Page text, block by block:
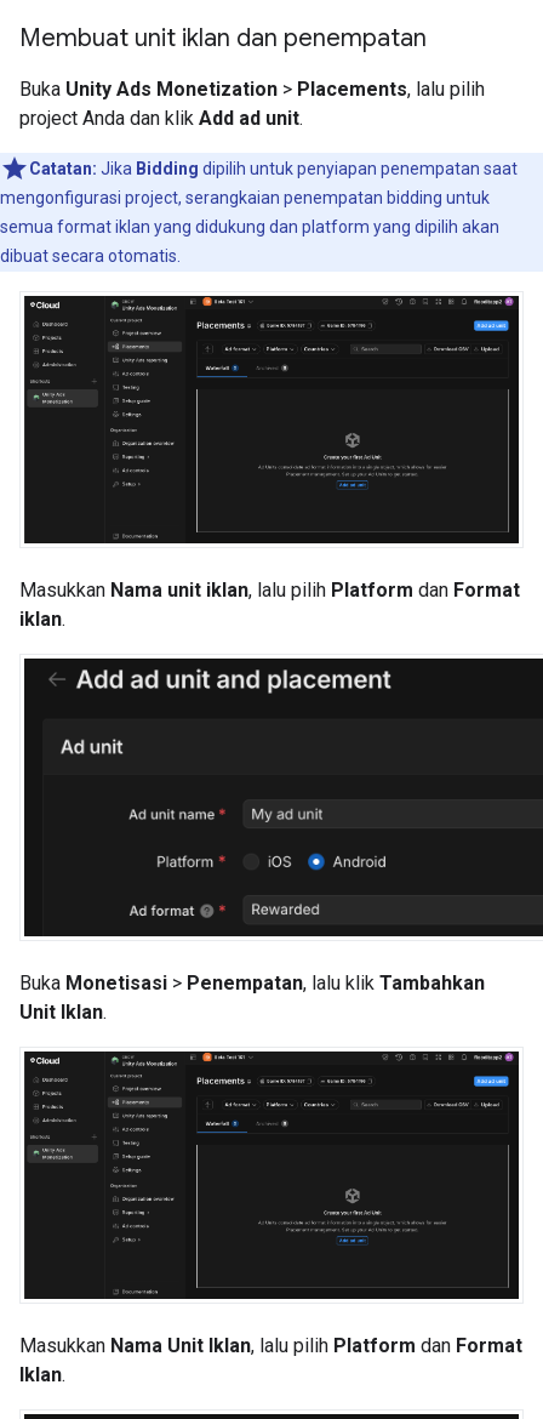
Membuat unit iklan dan penempatan
Buka Unity Ads Monetization > Placements, lalu pilih
project Anda dan klik Add ad unit.
Catatan: Jika Bidding dipilih untuk penyiapan penempatan saat
mengonfigurasi project, serangkaian penempatan bidding untuk
semua format iklan yang didukung dan platform yang dipilih akan
dibuat secara otomatis.
Masukkan Nama unit iklan, lalu pilih Platform dan Format
iklan.
Buka Monetisasi > Penempatan, lalu klik Tambahkan
Unit Iklan.
Masukkan Nama Unit Iklan, lalu pilih Platform dan Format
Iklan.